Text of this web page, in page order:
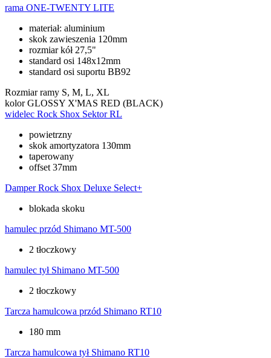
rama ONE-TWENTY LITE
materiał: aluminium
skok zawieszenia 120mm
rozmiar kół 27,5"
standard osi 148x12mm
standard osi suportu BB92
Rozmiar ramy S, M, L, XL
kolor GLOSSY X'MAS RED (BLACK)
widelec Rock Shox Sektor RL
powietrzny
skok amortyzatora 130mm
taperowany
offset 37mm
Damper Rock Shox Deluxe Select+
blokada skoku
hamulec przód Shimano MT-500
2 tłoczkowy
hamulec tył Shimano MT-500
2 tłoczkowy
Tarcza hamulcowa przód Shimano RT10
180 mm
Tarcza hamulcowa tył Shimano RT10